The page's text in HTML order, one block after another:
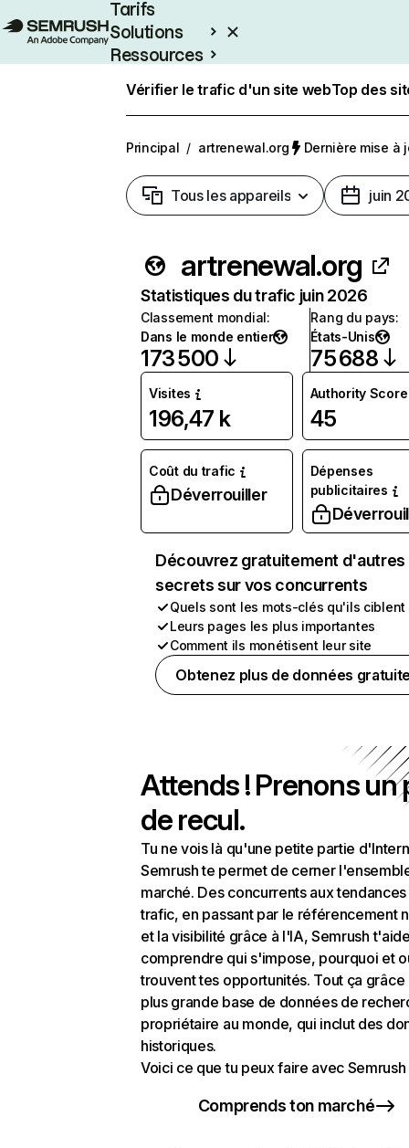
Tarifs
Solutions
Ressources
Vérifier le trafic d'un site webTop des
Principal / artrenewal.org Dernière mise à
Tous les appareils juin
artrenewal.org
Statistiques du trafic juin 2026
Classement mondial:
Dans le monde entier
173 500
Rang du pays:
États-Unis
75 688
Visites
196,47 k
Authority Score
45
Coût du trafic
Déverrouiller
Dépenses
publicitaires
Découvrez gratuitement d'autres
secrets sur vos concurrents
Quels sont les mots-clés qu'ils ciblent
Leurs pages les plus importantes
Comment ils monétisent leur site
Obtenez plus de données
Attends ! Prenons un
de recul.
Tu ne vois là qu'une petite partie
Semrush te permet de cerner
marché. Des concurrents aux
trafic, en passant par le référencement
et la visibilité grâce à l'IA, Semrush
comprendre qui s'impose, pourquoi et
trouvent tes opportunités. Tout ça grâce
plus grande base de données de
propriétaire au monde, qui inclut des
historiques.
Voici ce que tu peux faire avec Semrush
Comprends ton marché